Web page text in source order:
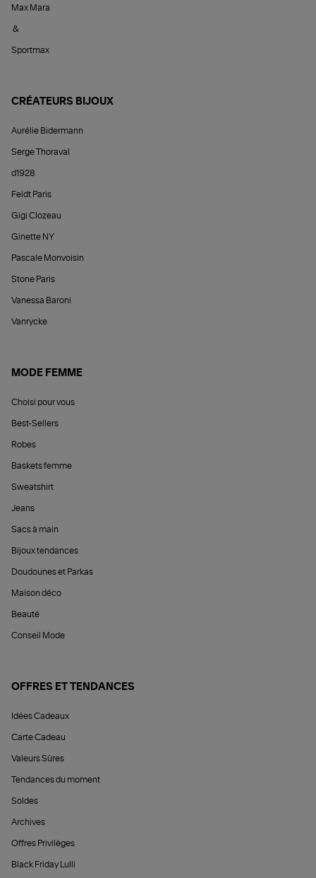
Max Mara
&
Sportmax
CRÉATEURS BIJOUX
Aurélie Bidermann
Serge Thoraval
d1928
Feidt Paris
Gigi Clozeau
Ginette NY
Pascale Monvoisin
Stone Paris
Vanessa Baroni
Vanrycke
MODE FEMME
Choisi pour vous
Best-Sellers
Robes
Baskets femme
Sweatshirt
Jeans
Sacs à main
Bijoux tendances
Doudounes et Parkas
Maison déco
Beauté
Conseil Mode
OFFRES ET TENDANCES
Idées Cadeaux
Carte Cadeau
Valeurs Sûres
Tendances du moment
Soldes
Archives
Offres Privilèges
Black Friday Lulli